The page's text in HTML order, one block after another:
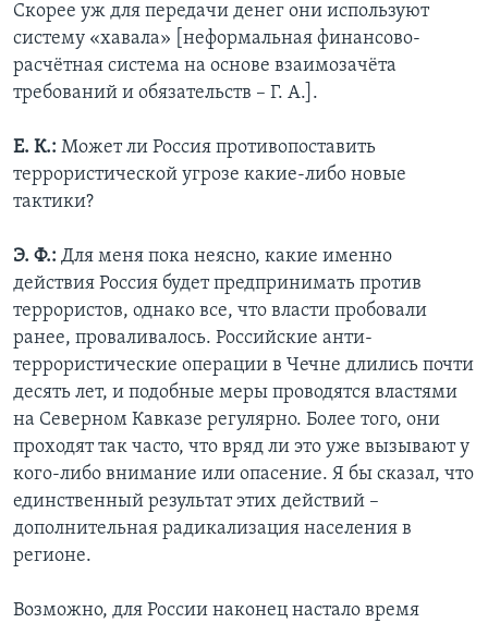
Скорее уж для передачи денег они используют
систему «хавала» [неформальная финансово-
расчётная система на основе взаимозачёта
требований и обязательств – Г. А.].
Е. К.: Может ли Россия противопоставить
террористической угрозе какие-либо новые
тактики?
Э. Ф.: Для меня пока неясно, какие именно
действия Россия будет предпринимать против
террористов, однако все, что власти пробовали
ранее, проваливалось. Российские анти-
террористические операции в Чечне длились почти
десять лет, и подобные меры проводятся властями
на Северном Кавказе регулярно. Более того, они
проходят так часто, что вряд ли это уже вызывают у
кого-либо внимание или опасение. Я бы сказал, что
единственный результат этих действий –
дополнительная радикализация населения в
регионе.
Возможно, для России наконец настало время